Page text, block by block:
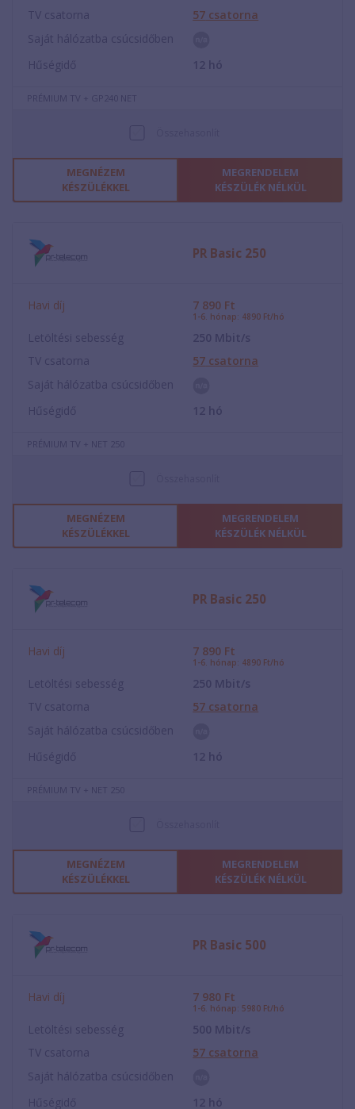
TV csatorna
57 csatorna
Saját hálózatba csúcsidőben
Hűségidő
12 hó
PRÉMIUM TV + GP240 NET
MEGNÉZEM
KÉSZÜLÉKKEL
MEGRENDELEM
KÉSZÜLÉK NÉLKÜL
PR Basic 250
Havi díj 7 890 Ft
1-6. hónap: 4890 Ft/hó
Letöltési sebesség 250 Mbit/s
TV csatorna
57 csatorna
Saját hálózatba csúcsidőben
Hűségidő
12 hó
PRÉMIUM TV + NET 250
MEGNÉZEM
KÉSZÜLÉKKEL
MEGRENDELEM
KÉSZÜLÉK NÉLKÜL
PR Basic 250
Havi díj 7 890 Ft
1-6. hónap: 4890 Ft/hó
Letöltési sebesség 250 Mbit/s
TV csatorna
57 csatorna
Saját hálózatba csúcsidőben
Hűségidő
12 hó
PRÉMIUM TV + NET 250
MEGNÉZEM
KÉSZÜLÉKKEL
MEGRENDELEM
KÉSZÜLÉK NÉLKÜL
PR Basic 500
Havi díj 7 980 Ft
1-6. hónap: 5980 Ft/hó
Letöltési sebesség 500 Mbit/s
TV csatorna
57 csatorna
Saját hálózatba csúcsidőben
Hűségidő
12 hó